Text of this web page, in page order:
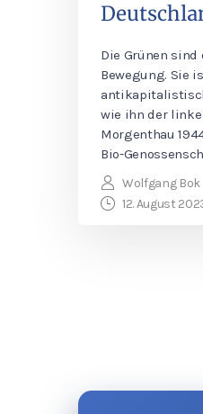
Die Grünen
Bewegung. Sie
wie ihn der
Morgenthau
Bio-
Wolfgang Bok
12. August